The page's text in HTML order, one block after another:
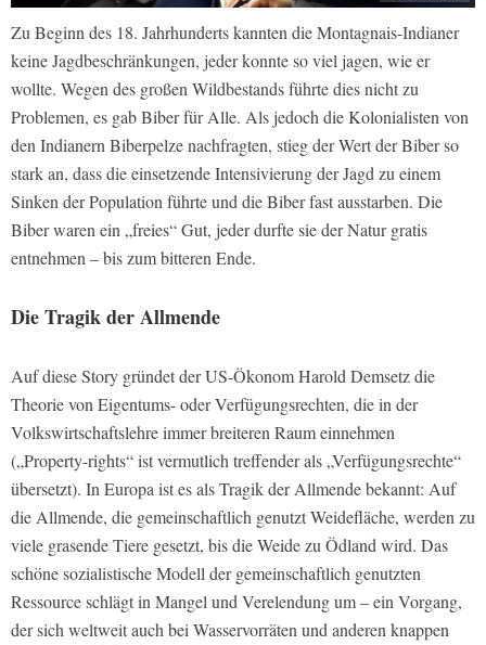
Zu Beginn des 18. Jahrhunderts kannten die Montagnais-Indianer
keine Jagdbeschränkungen, jeder konnte so viel jagen, wie er
wollte. Wegen des großen Wildbestands führte dies nicht zu
Problemen, es gab Biber für Alle. Als jedoch die Kolonialisten von
den Indianern Biberpelze nachfragten, stieg der Wert der Biber so
stark an, dass die einsetzende Intensivierung der Jagd zu einem
Sinken der Population führte und die Biber fast ausstarben. Die
Biber waren ein „freies“ Gut, jeder durfte sie der Natur gratis
entnehmen – bis zum bitteren Ende.
Die Tragik der Allmende
Auf diese Story gründet der US-Ökonom Harold Demsetz die
Theorie von Eigentums- oder Verfügungsrechten, die in der
Volkswirtschaftslehre immer breiteren Raum einnehmen
(„Property-rights“ ist vermutlich treffender als „Verfügungsrechte“
übersetzt). In Europa ist es als Tragik der Allmende bekannt: Auf
die Allmende, die gemeinschaftlich genutzt Weidefläche, werden zu
viele grasende Tiere gesetzt, bis die Weide zu Ödland wird. Das
schöne sozialistische Modell der gemeinschaftlich genutzten
Ressource schlägt in Mangel und Verelendung um – ein Vorgang,
der sich weltweit auch bei Wasservorräten und anderen knappen